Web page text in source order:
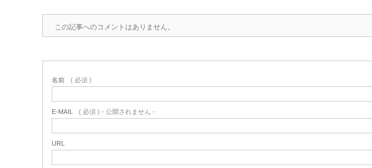
この記事へのコメントはありません。
名前 ( 必須 )
E-MAIL ( 必須 ) - 公開されません -
URL